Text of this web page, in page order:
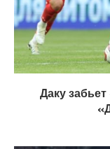
Даку